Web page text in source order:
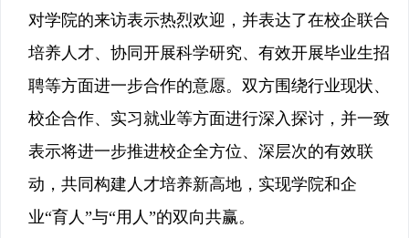
对学院的来访表示热烈欢迎，并表达了在校企联合
培养人才、协同开展科学研究、有效开展毕业生招
聘等方面进一步合作的意愿。双方围绕行业现状、
校企合作、实习就业等方面进行深入探讨，并一致
表示将进一步推进校企全方位、深层次的有效联
动，共同构建人才培养新高地，实现学院和企
业“育人”与“用人”的双向共赢。